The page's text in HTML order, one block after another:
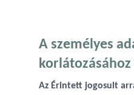
A személyes
korlátozásához
Az Érintett jogosult